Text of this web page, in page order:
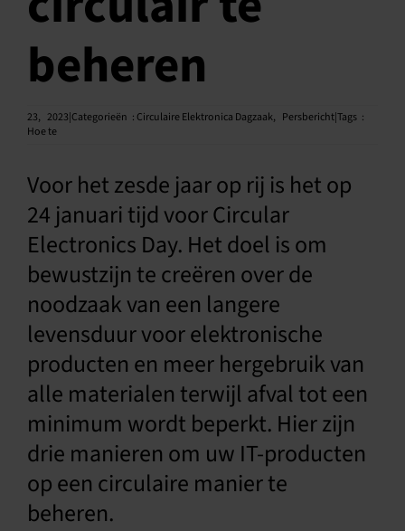
beheren
23, 2023|Categorieën : Circulaire Elektronica Dagzaak, Persbericht|Tags :
Hoe te
Voor het zesde jaar op rij is het op
24 januari tijd voor Circular
Electronics Day. Het doel is om
bewustzijn te creëren over de
noodzaak van een langere
levensduur voor elektronische
producten en meer hergebruik van
alle materialen terwijl afval tot een
minimum wordt beperkt. Hier zijn
drie manieren om uw IT-producten
op een circulaire manier te
beheren.